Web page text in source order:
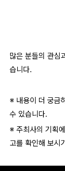
많은 분들의 관심
습니다.
※ 내용이 더 궁금
수 있습니다.
※ 주최사의 기획
고를 확인해 보시